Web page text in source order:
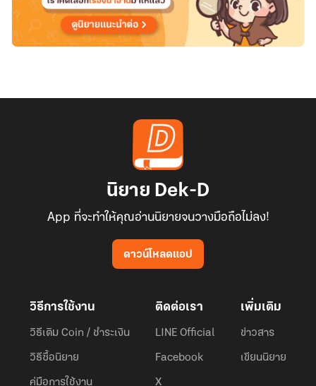
นิยาย Dek-D
App ที่จะทำให้คุณอ่านนิยายจนวางมือถือไม่ลง!
ดาวน์โหลดแอป
วิธีการใช้งาน
วิธีเติม Coin / ชำระเงิน
วิธีซื้อนิยาย
คู่มือการใช้งาน
ติดต่อเรา
LINE Official
Facebook
X
เพิ่มเติม
ข่าวสาร
เขียนนิยาย